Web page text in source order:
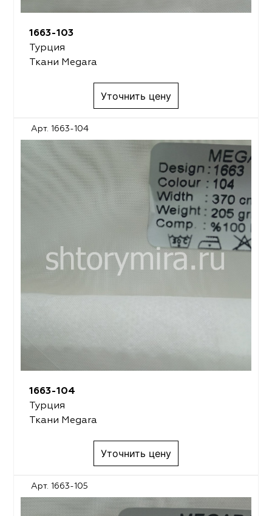
1663-103
Турция
Ткани Megara
Уточнить цену
Арт. 1663-104
1663-104
Турция
Ткани Megara
Уточнить цену
Арт. 1663-105